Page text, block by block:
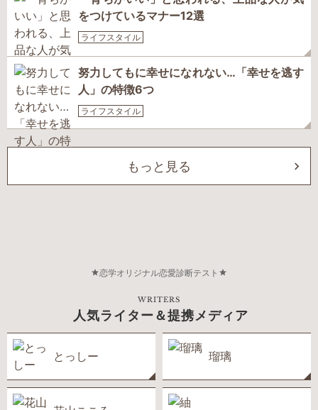
をつけているマナー12選
ライフスタイル
努力してもに幸せになれない…「幸せを逃す
人」の特徴6つ
ライフスタイル
もっと見る
恋学オリジナル恋愛診断テスト
WRITERS
人気ライター＆提携メディア
とっしー 瑠璃